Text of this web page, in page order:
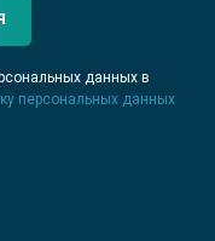
данных в
персональных данных